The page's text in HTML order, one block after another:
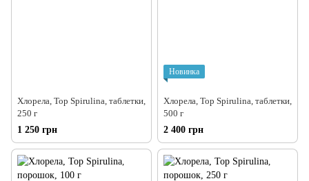
Хлорела, Top Spirulina, таблетки,
250 г
1 250 грн
Новинка
Хлорела, Top Spirulina, таблетки,
500 г
2 400 грн